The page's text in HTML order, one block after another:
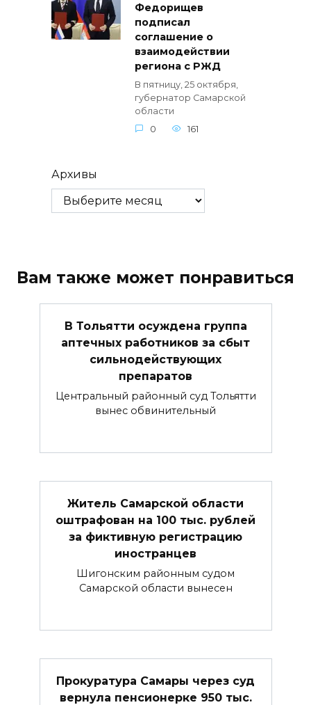
Федорищев
подписал
соглашение о
взаимодействии
региона с РЖД
В пятницу, 25 октября,
губернатор Самарской
области
0
161
Архивы
Вам также может понравиться
В Тольятти осуждена группа
аптечных работников за сбыт
сильнодействующих
препаратов
Центральный районный суд Тольятти
вынес обвинительный
Житель Самарской области
оштрафован на 100 тыс. рублей
за фиктивную регистрацию
иностранцев
Шигонским районным судом
Самарской области вынесен
Прокуратура Самары через суд
вернула пенсионерке 950 тыс.